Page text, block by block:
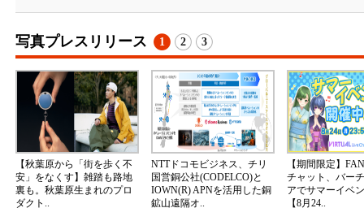
写真プレスリリース 1 2 3
【秋葉原から「街を歩く不
安」をなくす】雑踏も路地
裏も。秋葉原生まれのプロ
ダクト..
NTTドコモビジネス、チリ
国営銅公社(CODELCO)と
IOWN(R) APNを活用した銅
鉱山遠隔オ..
【期間限定】
チャット、バー
アでサマーイベ
【8月24..